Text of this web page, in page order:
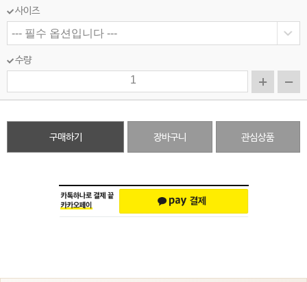
사이즈
수량
구매하기 장바구니 관심상품